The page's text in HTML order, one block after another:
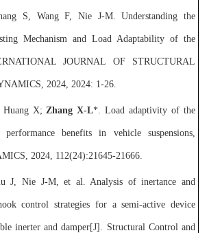
S, Wang F, Nie J-M. Understanding the
Mechanism and Load Adaptability of the
JOURNAL OF STRUCTURAL
2024, 2024: 1-26.
Huang X;Zhang X-L*. Load adaptivity of the
benefits in vehicle suspensions,
2024, 112(24):21645-21666.
J, Nie J-M, et al. Analysis of inertance and
control strategies for a semi-active device
inerter and damper[J]. Structural Control and